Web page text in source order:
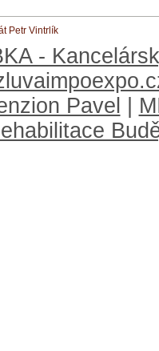
Petr Vintrlík
-
Pavel